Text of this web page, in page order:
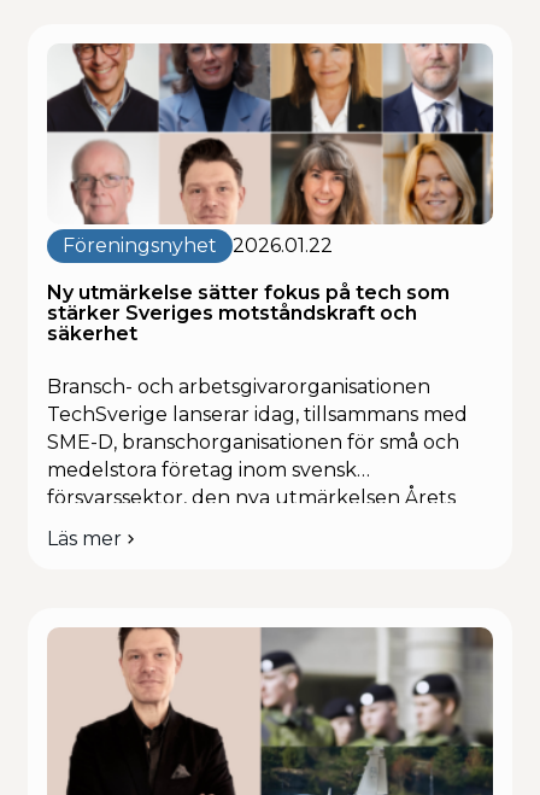
innovativa lösningar inom defence tech och
kritisk infrastruktur. […]
Årets
säkerhetspris
2026
Föreningsnyhet 2026.01.22
Ny utmärkelse sätter fokus på tech som
stärker Sveriges motståndskraft och
säkerhet
Bransch- och arbetsgivarorganisationen
TechSverige lanserar idag, tillsammans med
SME-D, branschorganisationen för små och
medelstora företag inom svensk
försvarssektor, den nya utmärkelsen Årets
säkerhetspris. Priset ska uppmärksamma
aktörer som genom teknik, samverkan och
presenteras juryn som ska kora årets finalister
och vinnare. I en tid […]
Läs mer
om
fokus
stärker
Sveriges
motståndskraft